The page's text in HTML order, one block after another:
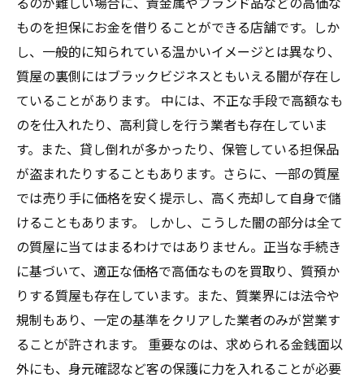
ものを担保にお金を借りることができる店舗です。しか
し、一般的に知られている温かいイメージとは異なり、
質屋の裏側にはブラックビジネスともいえる闇が存在し
ていることがあります。 中には、不正な手段で高額なも
のを仕入れたり、高利貸しを行う業者も存在していま
す。また、貸し倒れが多かったり、保管している担保品
が盗まれたりすることもあります。さらに、一部の質屋
では売り手に価格を安く提示し、高く売却して自身で儲
けることもあります。 しかし、こうした闇の部分は全て
の質屋に当てはまるわけではありません。正当な手続き
に基づいて、適正な価格で高価なものを買取り、質預か
りする質屋も存在しています。また、質業界には法令や
規制もあり、一定の基準をクリアした業者のみが営業す
ることが許されます。 重要なのは、求められる金銭面以
外にも、身元確認など客の保護に力を入れることが必要